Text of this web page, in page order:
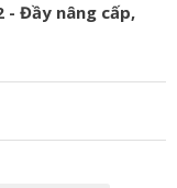
- Đầy nâng cấp,